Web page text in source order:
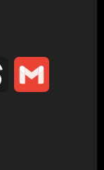
Threads